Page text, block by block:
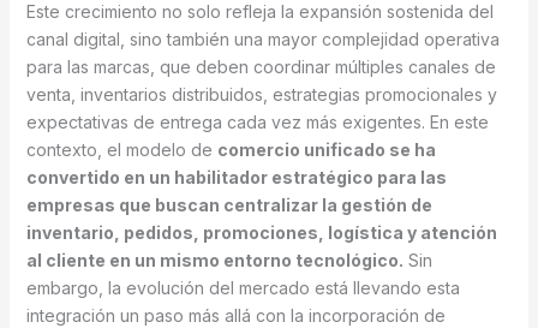
Este crecimiento no solo refleja la expansión sostenida del
canal digital, sino también una mayor complejidad operativa
para las marcas, que deben coordinar múltiples canales de
venta, inventarios distribuidos, estrategias promocionales y
expectativas de entrega cada vez más exigentes. En este
contexto, el modelo de comercio unificado se ha
convertido en un habilitador estratégico para las
empresas que buscan centralizar la gestión de
inventario, pedidos, promociones, logística y atención
al cliente en un mismo entorno tecnológico. Sin
embargo, la evolución del mercado está llevando esta
integración un paso más allá con la incorporación de